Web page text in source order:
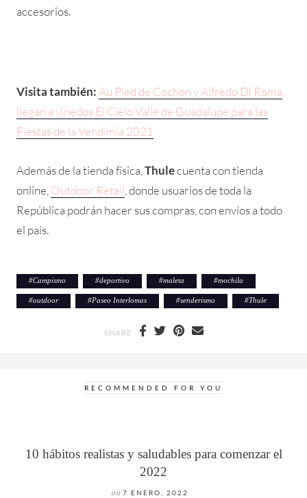
accesorios.
Visita también: Au Pied de Cochon y Alfredo Di Roma
llegan a viñedos El Cielo Valle de Guadalupe para las
Fiestas de la Vendimia 2021
Además de la tienda física, Thulecuenta con tienda
online, Outdoor Retail , donde usuarios de toda la
República podrán hacer sus compras, con envíos a todo
el país.
#Campismo #deportivo #maleta #mochila
#outdoor #Paseo Interlomas #senderismo #Thule
SHARE
RECOMMENDED FOR YOU
10 hábitos realistas y saludables para comenzar el
2022
on 7 ENERO, 2022